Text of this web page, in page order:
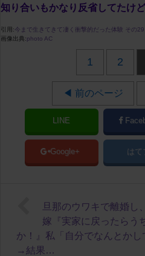
知り合いもかなり反省してたけ
引用:今まで生きてきて凄く衝撃的だった体験 その29
画像出典:photo AC
1 2
◀ 前のページ
LINE
Google+ はて
旦那のウワキで離婚し
嫁『実家に戻ったらう
か！』私「自分でなんとかし
→結果…